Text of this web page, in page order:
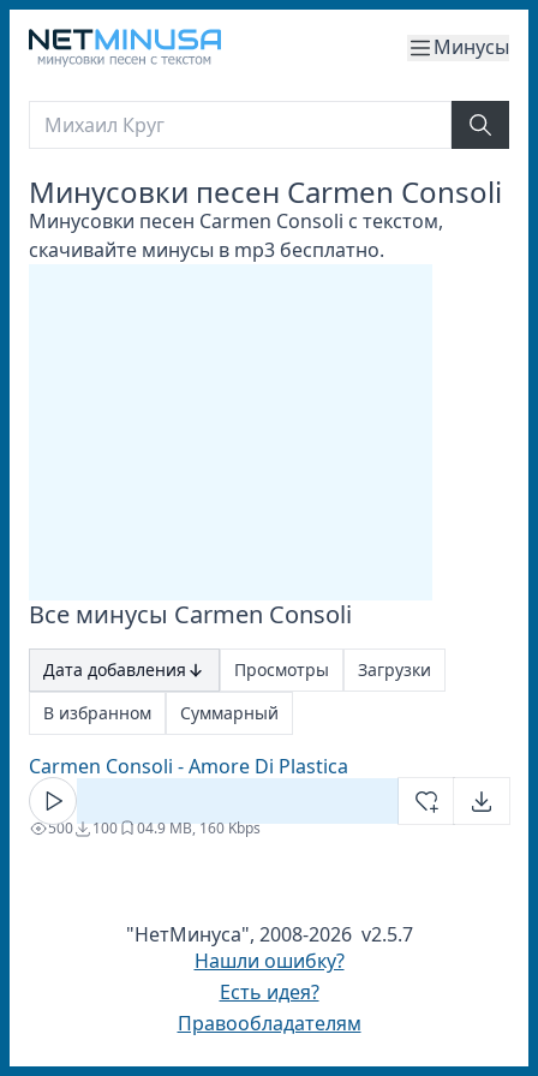
Минусы
Минусовки песен Carmen Consoli
Минусовки песен Carmen Consoli с текстом,
скачивайте минусы в mp3 бесплатно.
Все минусы Carmen Consoli
Дата добавления Просмотры
Загрузки
В избранном
Суммарный
Carmen Consoli - Amore Di Plastica
500 100 04.9 MB, 160 Kbps
"НетМинуса", 2008-2026 v2.5.7
Нашли ошибку?
Есть идея?
Правообладателям